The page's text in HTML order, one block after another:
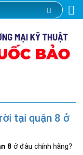
tại quận 8 ở
8 ở đâu chính hãng?